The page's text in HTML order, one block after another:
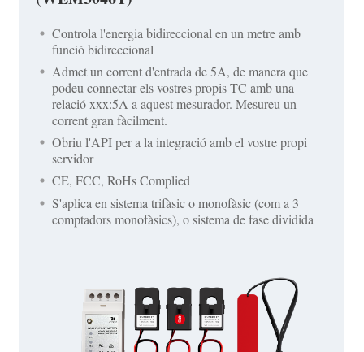
Controla l'energia bidireccional en un metre amb
funció bidireccional
Admet un corrent d'entrada de 5A, de manera que
podeu connectar els vostres propis TC amb una
relació xxx:5A a aquest mesurador. Mesureu un
corrent gran fàcilment.
Obriu l'API per a la integració amb el vostre propi
servidor
CE, FCC, RoHs Complied
S'aplica en sistema trifàsic o monofàsic (com a 3
comptadors monofàsics), o sistema de fase dividida